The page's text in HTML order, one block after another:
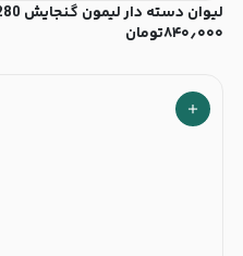
لیوان دسته دار لیمون گنجایش 280سی سی کد 2281 - (ست 6 عددی)
۸۴۰٫۰۰۰تومان